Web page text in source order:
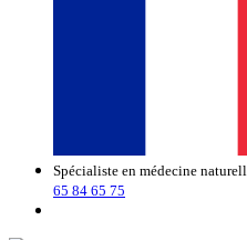
Spécialiste en médecine
65 84 65 75